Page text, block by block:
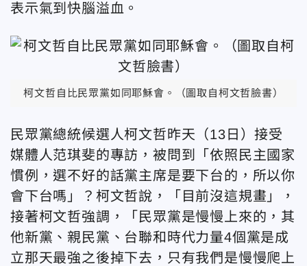
表示氣到快腦溢血。
柯文哲自比民眾黨如同耶穌會。（圖取自柯文哲臉書）
民眾黨總統候選人柯文哲昨天（13日）接受
媒體人范琪斐的專訪，被問到「依照民主國家
慣例，選不好的話黨主席是要下台的，所以你
會下台嗎」？柯文哲說，「目前沒這規畫」，
接著柯文哲強調，「民眾黨是慢慢上來的，其
他新黨、親民黨、台聯和時代力量4個黨是成
立那天最強之後掉下去，只有我們是慢慢爬上